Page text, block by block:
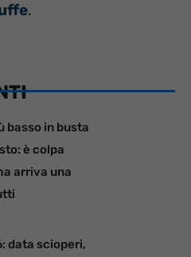
.
basso in busta
è colpa
arriva una
data scioperi,